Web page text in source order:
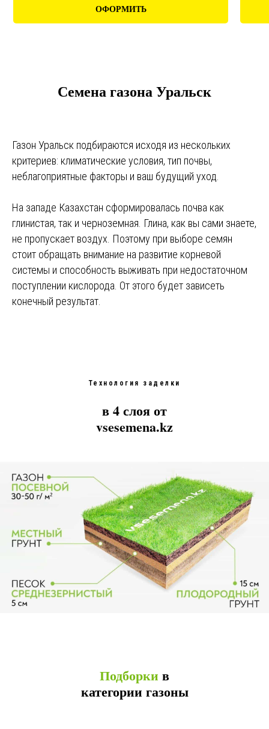
ОФОРМИТЬ
Семена газона Уральск
Газон Уральск подбираются исходя из нескольких
критериев: климатические условия, тип почвы,
неблагоприятные факторы и ваш будущий уход.
На западе Казахстан сформировалась почва как
глинистая, так и черноземная. Глина, как вы сами знаете,
не пропускает воздух. Поэтому при выборе семян
стоит обращать внимание на развитие корневой
системы и способность выживать при недостаточном
поступлении кислорода. От этого будет зависеть
конечный результат.
Технология заделки
в 4 слоя от
vsesemena.kz
Подборки в
категории газоны